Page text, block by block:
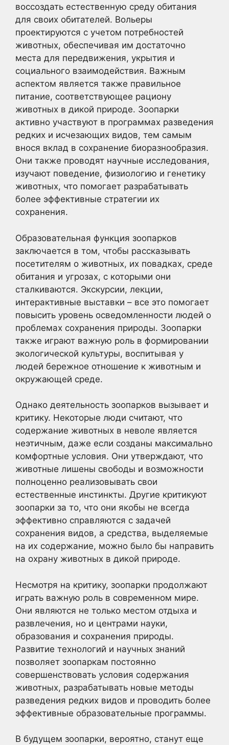
воссоздать естественную среду обитания
для своих обитателей. Вольеры
проектируются с учетом потребностей
животных, обеспечивая им достаточно
места для передвижения, укрытия и
социального взаимодействия. Важным
аспектом является также правильное
питание, соответствующее рациону
животных в дикой природе. Зоопарки
активно участвуют в программах разведения
редких и исчезающих видов, тем самым
внося вклад в сохранение биоразнообразия.
Они также проводят научные исследования,
изучают поведение, физиологию и генетику
животных, что помогает разрабатывать
более эффективные стратегии их
сохранения.
Образовательная функция зоопарков
заключается в том, чтобы рассказывать
посетителям о животных, их повадках, среде
обитания и угрозах, с которыми они
сталкиваются. Экскурсии, лекции,
интерактивные выставки – все это помогает
повысить уровень осведомленности людей о
проблемах сохранения природы. Зоопарки
также играют важную роль в формировании
экологической культуры, воспитывая у
людей бережное отношение к животным и
окружающей среде.
Однако деятельность зоопарков вызывает и
критику. Некоторые люди считают, что
содержание животных в неволе является
неэтичным, даже если созданы максимально
комфортные условия. Они утверждают, что
животные лишены свободы и возможности
полноценно реализовывать свои
естественные инстинкты. Другие критикуют
зоопарки за то, что они якобы не всегда
эффективно справляются с задачей
сохранения видов, а средства, выделяемые
на их содержание, можно было бы направить
на охрану животных в дикой природе.
Несмотря на критику, зоопарки продолжают
играть важную роль в современном мире.
Они являются не только местом отдыха и
развлечения, но и центрами науки,
образования и сохранения природы.
Развитие технологий и научных знаний
позволяет зоопаркам постоянно
совершенствовать условия содержания
животных, разрабатывать новые методы
разведения редких видов и проводить более
эффективные образовательные программы.
В будущем зоопарки, вероятно, станут еще